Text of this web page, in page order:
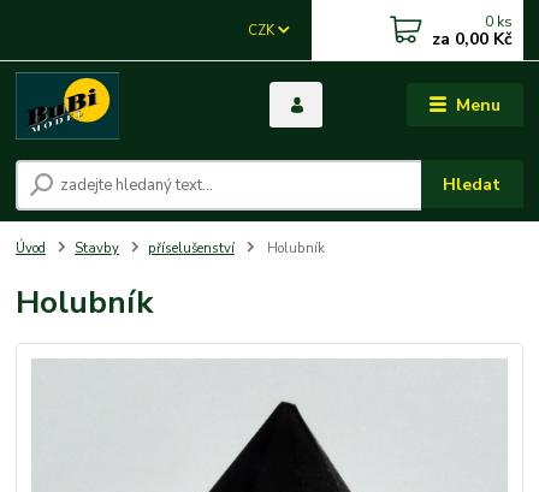
Menu
CZK
Hledat
0 ks
za 0,00 Kč
Úvod Stavby příselušenství Holubník
Holubník